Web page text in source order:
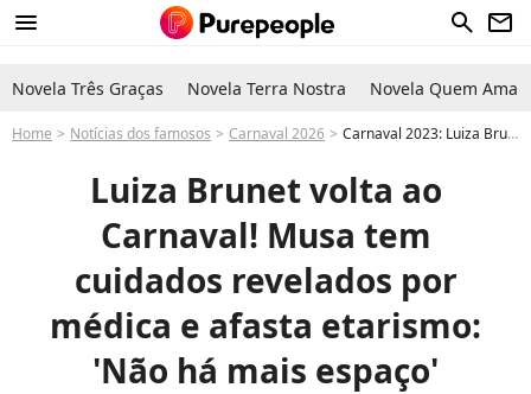
menu search newsletter
Novela Três Graças Novela Terra Nostra Novela Quem Ama
Home Notícias dos famosos Carnaval 2026 Carnaval 2023: Luiza Brunet, de 60 anos, tem segredo de pele revelado por médica e afasta preconceito
Luiza Brunet volta ao
Carnaval! Musa tem
cuidados revelados por
médica e afasta etarismo:
'Não há mais espaço'